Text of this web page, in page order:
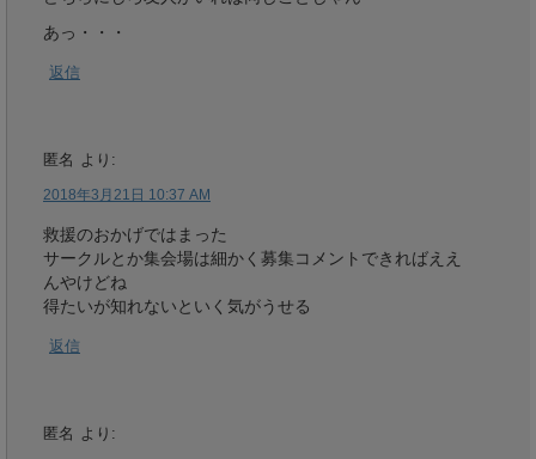
あっ・・・
返信
匿名 より:
2018年3月21日 10:37 AM
救援のおかげではまった
サークルとか集会場は細かく募集コメントできればええ
んやけどね
得たいが知れないといく気がうせる
返信
匿名 より: